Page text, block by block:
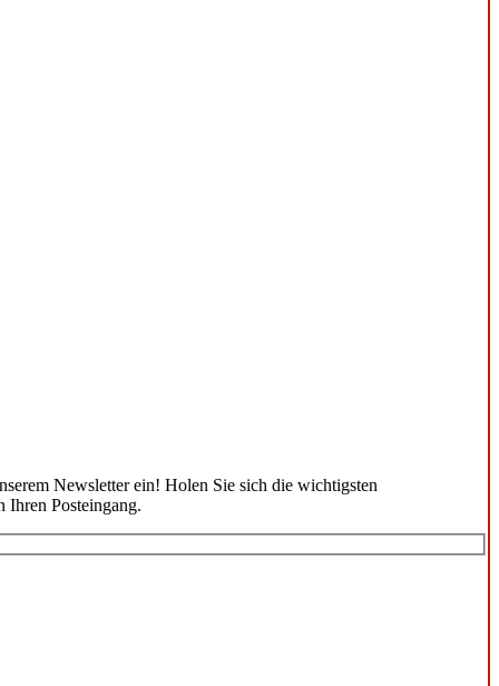
Newsletter ein! Holen Sie sich die wichtigsten
Ihren Posteingang.